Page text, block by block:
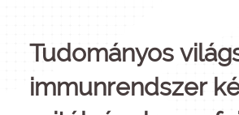
Tudományos
immunrendszer